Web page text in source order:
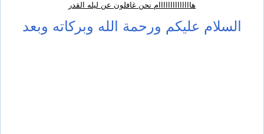
هاااااااااااااام نحن غافلون عن ليله القدر
السلام عليكم ورحمة الله وبركاته وبعد